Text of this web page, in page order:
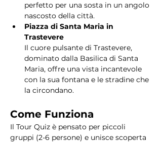
perfetto per una sosta in un angolo
nascosto della città.
Piazza di Santa Maria in
Trastevere
Il cuore pulsante di Trastevere,
dominato dalla Basilica di Santa
Maria, offre una vista incantevole
con la sua fontana e le stradine che
la circondano.
Come Funziona
Il Tour Quiz è pensato per piccoli
gruppi (2-6 persone) e unisce scoperta